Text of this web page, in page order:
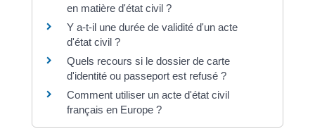
en matière d'état civil ?
Y a-t-il une durée de validité d'un acte
d'état civil ?
Quels recours si le dossier de carte
d'identité ou passeport est refusé ?
Comment utiliser un acte d'état civil
français en Europe ?